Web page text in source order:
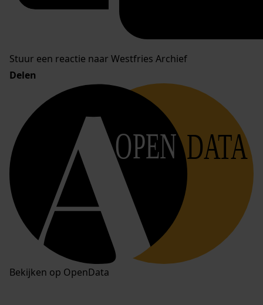
Stuur een reactie naar Westfries Archief
Delen
OPEN DATA
Bekijken op OpenData